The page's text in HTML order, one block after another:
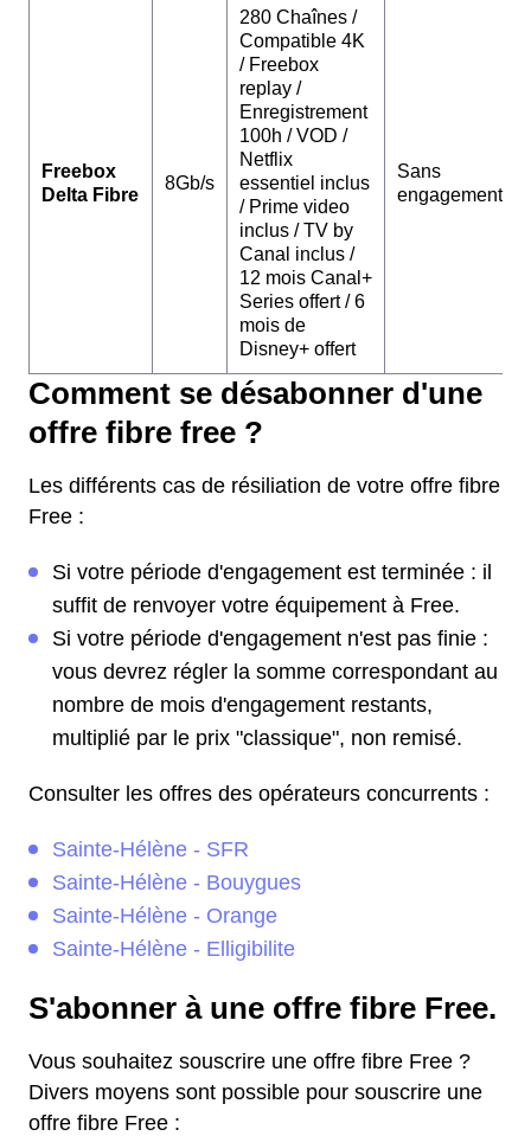
Freebox
Delta Fibre
8Gb/s
280 Chaînes /
Compatible 4K
/ Freebox
replay /
Enregistrement
100h / VOD /
Netflix
essentiel inclus
/ Prime video
inclus / TV by
Canal inclus /
12 mois Canal+
Series offert / 6
mois de
Disney+ offert
Sans
engagement
Comment se désabonner d'une
offre fibre free ?
Les différents cas de résiliation de votre offre fibre
Free :
Si votre période d'engagement est terminée : il
suffit de renvoyer votre équipement à Free.
Si votre période d'engagement n'est pas finie :
vous devrez régler la somme correspondant au
nombre de mois d'engagement restants,
multiplié par le prix "classique", non remisé.
Consulter les offres des opérateurs concurrents :
Sainte-Hélène - SFR
Sainte-Hélène - Bouygues
Sainte-Hélène - Orange
Sainte-Hélène - Elligibilite
S'abonner à une offre fibre Free.
Vous souhaitez souscrire une offre fibre Free ?
Divers moyens sont possible pour souscrire une
offre fibre Free :